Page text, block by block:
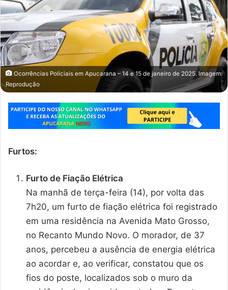
Ocorrências Policiais em Apucarana – 14 e 15 de janeiro de 2025. Imagem:
Reprodução
Furtos:
Furto de Fiação Elétrica
Na manhã de terça-feira (14), por volta das
7h20, um furto de fiação elétrica foi registrado
em uma residência na Avenida Mato Grosso,
no Recanto Mundo Novo. O morador, de 37
anos, percebeu a ausência de energia elétrica
ao acordar e, ao verificar, constatou que os
fios do poste, localizados sob o muro da